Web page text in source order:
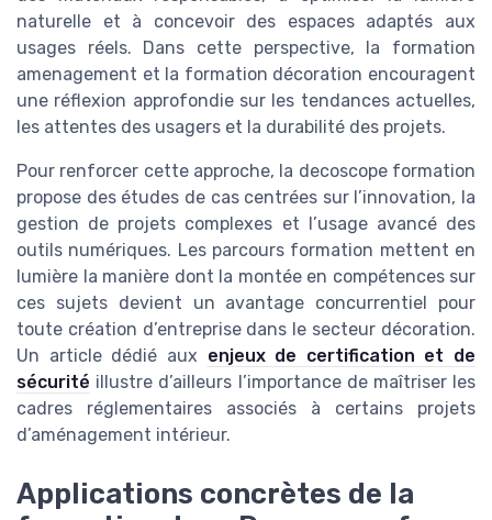
naturelle et à concevoir des espaces adaptés aux
usages réels. Dans cette perspective, la formation
amenagement et la formation décoration encouragent
une réflexion approfondie sur les tendances actuelles,
les attentes des usagers et la durabilité des projets.
Pour renforcer cette approche, la decoscope formation
propose des études de cas centrées sur l’innovation, la
gestion de projets complexes et l’usage avancé des
outils numériques. Les parcours formation mettent en
lumière la manière dont la montée en compétences sur
ces sujets devient un avantage concurrentiel pour
toute création d’entreprise dans le secteur décoration.
Un article dédié aux enjeux de certification et de
sécurité illustre d’ailleurs l’importance de maîtriser les
cadres réglementaires associés à certains projets
d’aménagement intérieur.
Applications concrètes de la